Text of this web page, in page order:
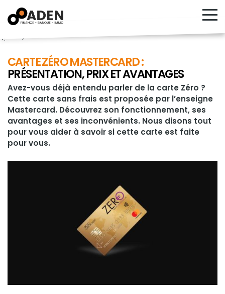
<!---->
CARTE ZÉRO MASTERCARD :
PRÉSENTATION, PRIX ET AVANTAGES
Avez-vous déjà entendu parler de la carte Zéro ?
Cette carte sans frais est proposée par l’enseigne
Mastercard. Découvrez son fonctionnement, ses
avantages et ses inconvénients. Nous disons tout
pour vous aider à savoir si cette carte est faite
pour vous.